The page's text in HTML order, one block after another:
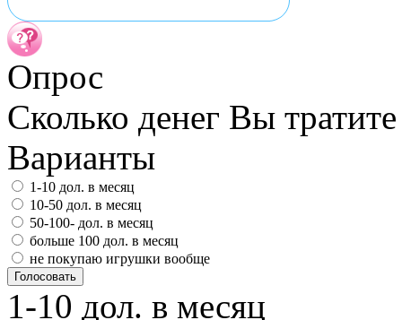
Опрос
Сколько денег Вы
Варианты
1-10 дол. в месяц
10-50 дол. в месяц
50-100- дол. в месяц
больше 100 дол. в месяц
не покупаю игрушки вообще
1-10 дол. в месяц